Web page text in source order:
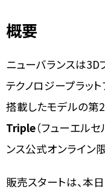
概要
ニューバランスは3D
テクノロジープラッ
搭載したモデルの第2
Triple（フューエル
ンス公式オンライン
販売スタートは、本